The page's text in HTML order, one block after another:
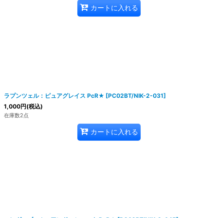
カートに入れる
ラプンツェル：ピュアグレイス PcR★ [PC02BT/NIK-2-031]
1,000円(税込)
在庫数2点
カートに入れる